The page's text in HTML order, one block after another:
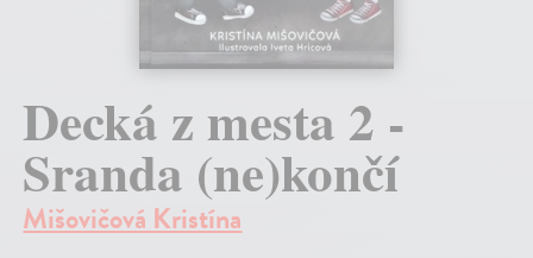
Decká z mesta 2 -
Sranda (ne)končí
Mišovičová Kristína